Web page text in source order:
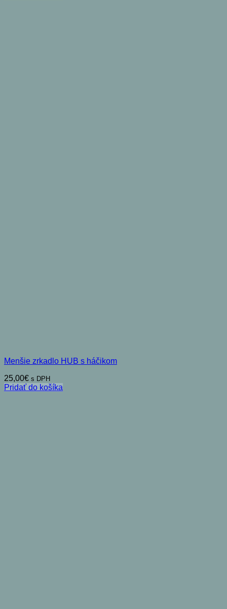
Menšie zrkadlo HUB s háčikom
25,00€ s DPH
Pridať do košíka